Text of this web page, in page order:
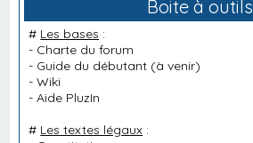
Boite à outils
# Les bases :
- Charte du forum
- Guide du débutant (à venir)
-Wiki
-Aide PluzIn
# Les textes légaux :